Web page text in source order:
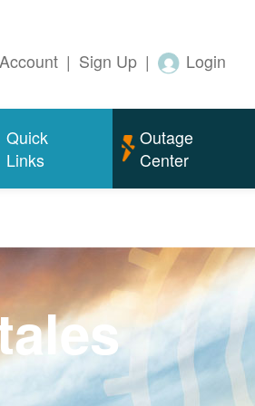
| Sign Up | Login
Quick
Links
Outage
Center